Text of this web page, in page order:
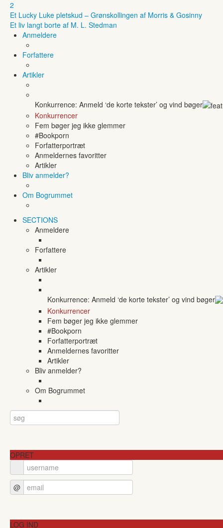
2
Et Lucky Luke pletskud – Grønskollingen af Morris & Gosinny
Et liv langt borte af M. L. Stedman
Anmeldere
Forfattere
Artikler
Konkurrence: Anmeld ‘de korte tekster’ og vind bøger
Konkurrencer
Fem bøger jeg ikke glemmer
#Bookporn
Forfatterportræt
Anmeldernes favoritter
Artikler
Bliv anmelder?
Om Bogrummet
SECTIONS
Anmeldere
Forfattere
Artikler
Konkurrence: Anmeld ‘de korte tekster’ og vind bøger
Konkurrencer
Fem bøger jeg ikke glemmer
#Bookporn
Forfatterportræt
Anmeldernes favoritter
Artikler
Bliv anmelder?
Om Bogrummet
OPRET
@
LOG IND